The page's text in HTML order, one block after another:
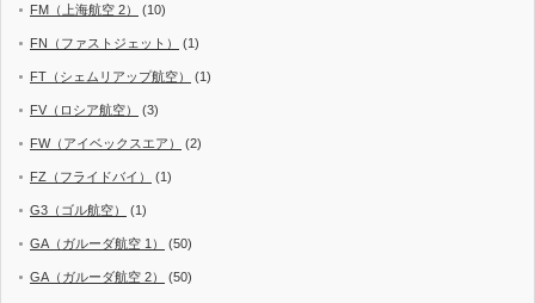
FM（上海航空 2） (10)
FN（ファストジェット） (1)
FT（シェムリアップ航空） (1)
FV（ロシア航空） (3)
FW（アイベックスエア） (2)
FZ（フライドバイ） (1)
G3（ゴル航空） (1)
GA（ガルーダ航空 1） (50)
GA（ガルーダ航空 2） (50)